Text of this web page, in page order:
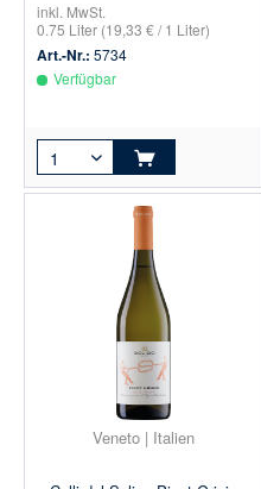
inkl. MwSt.
0.75 Liter (19,33 € / 1 Liter)
Art.-Nr.: 5734
Verfügbar
Veneto | Italien